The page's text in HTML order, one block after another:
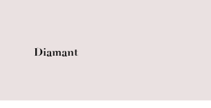
Diamant